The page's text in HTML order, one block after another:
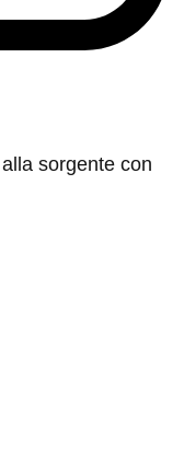
sorgente con